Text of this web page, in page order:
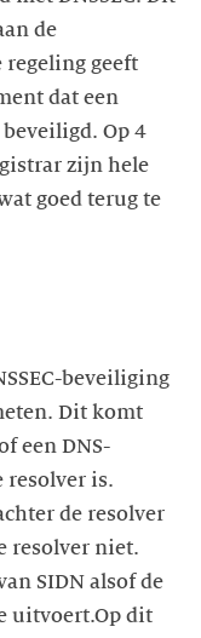
de
regeling geeft
dat een
Op 4
zijn hele
goed terug te
beveiliging
Dit komt
een DNS-
resolver is.
de resolver
resolver niet.
SIDN alsof de
uitvoert.Op dit